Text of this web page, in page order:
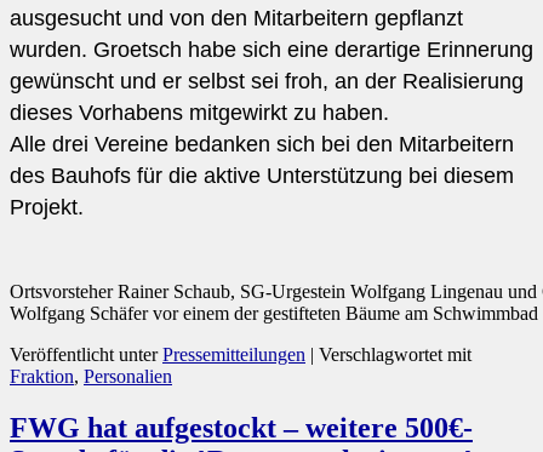
ausgesucht und von den Mitarbeitern gepflanzt
wurden. Groetsch habe sich eine derartige Erinnerung
gewünscht und er selbst sei froh, an der Realisierung
dieses Vorhabens mitgewirkt zu haben.
Alle drei Vereine bedanken sich bei den Mitarbeitern
des Bauhofs für die aktive Unterstützung bei diesem
Projekt.
Ortsvorsteher Rainer Schaub, SG-Urgestein Wolfgang Lingenau
Wolfgang Schäfer vor einem der gestifteten Bäume am Schwimmbad
Veröffentlicht unter Pressemitteilungen | Verschlagwortet mit
Fraktion, Personalien
FWG hat aufgestockt – weitere 500€-